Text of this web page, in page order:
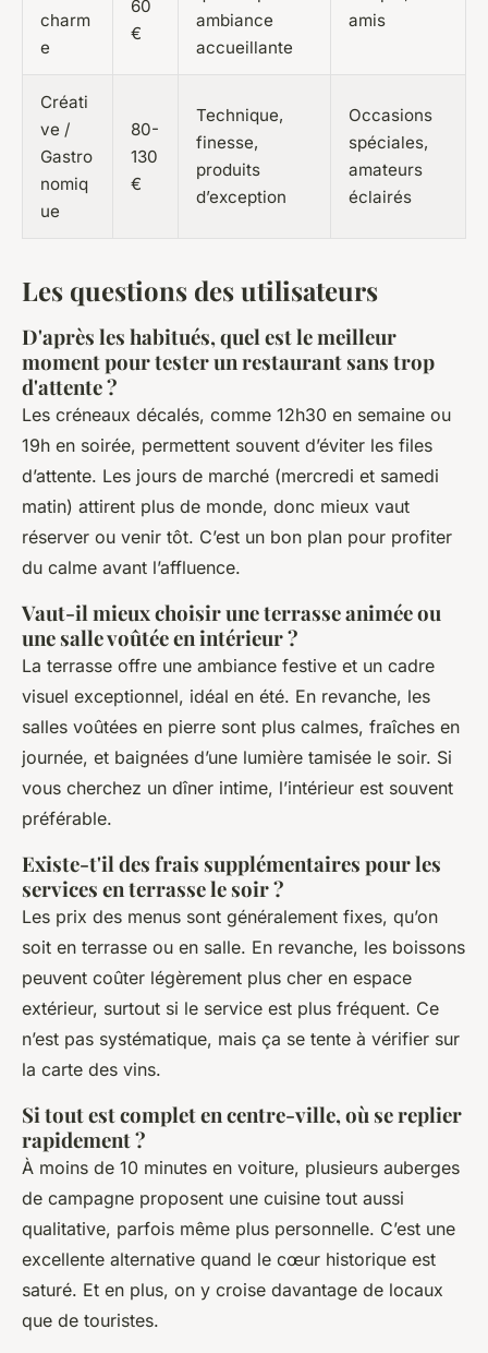
charm
e
60
€
ambiance
accueillante
amis
Créati
ve /
Gastro
nomiq
ue
80-
130
€
Technique,
finesse,
produits
d’exception
Occasions
spéciales,
amateurs
éclairés
Les questions des utilisateurs
D'après les habitués, quel est le meilleur
moment pour tester un restaurant sans trop
d'attente ?
Les créneaux décalés, comme 12h30 en semaine ou
19h en soirée, permettent souvent d’éviter les files
d’attente. Les jours de marché (mercredi et samedi
matin) attirent plus de monde, donc mieux vaut
réserver ou venir tôt. C’est un bon plan pour profiter
du calme avant l’affluence.
Vaut-il mieux choisir une terrasse animée ou
une salle voûtée en intérieur ?
La terrasse offre une ambiance festive et un cadre
visuel exceptionnel, idéal en été. En revanche, les
salles voûtées en pierre sont plus calmes, fraîches en
journée, et baignées d’une lumière tamisée le soir. Si
vous cherchez un dîner intime, l’intérieur est souvent
préférable.
Existe-t'il des frais supplémentaires pour les
services en terrasse le soir ?
Les prix des menus sont généralement fixes, qu’on
soit en terrasse ou en salle. En revanche, les boissons
peuvent coûter légèrement plus cher en espace
extérieur, surtout si le service est plus fréquent. Ce
n’est pas systématique, mais ça se tente à vérifier sur
la carte des vins.
Si tout est complet en centre-ville, où se replier
rapidement ?
À moins de 10 minutes en voiture, plusieurs auberges
de campagne proposent une cuisine tout aussi
qualitative, parfois même plus personnelle. C’est une
excellente alternative quand le cœur historique est
saturé. Et en plus, on y croise davantage de locaux
que de touristes.